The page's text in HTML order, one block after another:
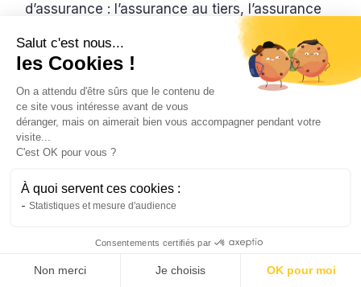
d’assurance : l’assurance au tiers, l’assurance
intermédiaire, l’assurance tous risques. Si vous
recherchez une protection de haut niveau, il
est intéressant d’opter pour une formule
d’assurance tous risques.
Les exclusions de garantie
compte au moment de votre souscription à
l’assurance moto. Vous devez alors connaître
par votre assurance.
Salut c'est nous...
les Cookies !
On a attendu d'être sûrs que le contenu de
ce site vous intéresse avant de vous
déranger, mais on aimerait bien vous accompagner pendant votre
visite...
C'est OK pour vous ?
À quoi servent ces cookies :
Statistiques et mesure d'audience
Consentements certifiés par
Non merci Je choisis OK pour moi